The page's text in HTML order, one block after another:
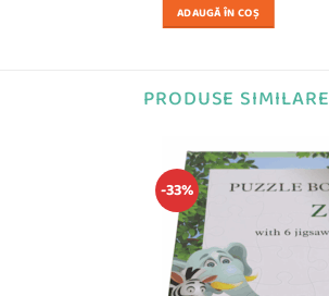
ADAUGĂ ÎN COȘ
PRODUSE SIMILARE
-33%